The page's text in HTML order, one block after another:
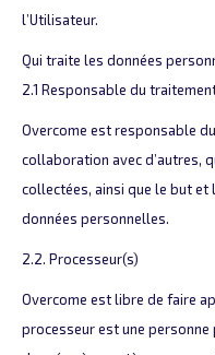
l’Utilisateur.
Qui traite les données
2.1 Responsable du
Overcome est responsable
collaboration avec d’autres,
collectées, ainsi que le but
données personnelles.
2.2. Processeur(s)
Overcome est libre de faire
processeur est une